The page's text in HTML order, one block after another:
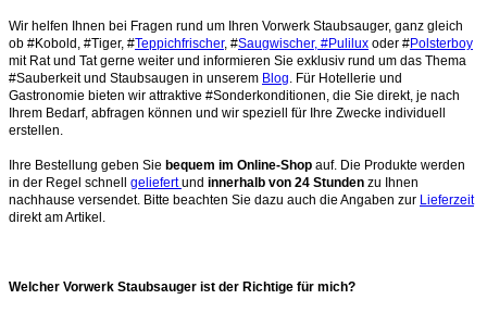
Wir helfen Ihnen bei Fragen rund um Ihren Vorwerk Staubsauger, ganz gleich
ob #Kobold, #Tiger, #Teppichfrischer, #Saugwischer, #Pulilux oder #Polsterboy
mit Rat und Tat gerne weiter und informieren Sie exklusiv rund um das Thema
#Sauberkeit und Staubsaugen in unserem Blog . Für Hotellerie und
Gastronomie bieten wir attraktive #Sonderkonditionen, die Sie direkt, je nach
Ihrem Bedarf, abfragen können und wir speziell für Ihre Zwecke individuell
erstellen.
Ihre Bestellung geben Sie bequem im Online-Shop auf. Die Produkte werden
in der Regel schnell geliefertund innerhalb von 24 Stunden zu Ihnen
nachhause versendet. Bitte beachten Sie dazu auch die Angaben zur Lieferzeit
direkt am Artikel.
Welcher Vorwerk Staubsauger ist der Richtige für mich?